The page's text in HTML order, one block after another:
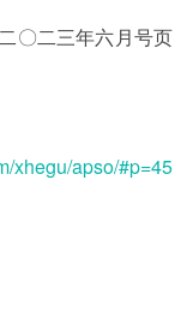
〇二三年六月号页
xhegu/apso/#p=45